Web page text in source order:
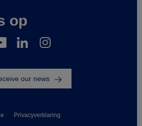
op
Privacyverklaring
our news